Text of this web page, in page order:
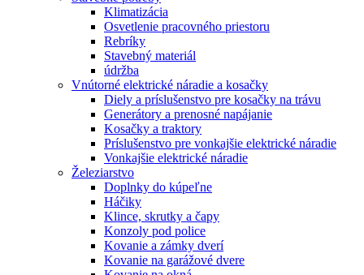
Klimatizácia
Osvetlenie pracovného priestoru
Rebríky
Stavebný materiál
údržba
Vnútorné elektrické náradie a kosačky
Diely a príslušenstvo pre kosačky na trávu
Generátory a prenosné napájanie
Kosačky a traktory
Príslušenstvo pre vonkajšie elektrické náradie
Vonkajšie elektrické náradie
Železiarstvo
Doplnky do kúpeľne
Háčiky
Klince, skrutky a čapy
Konzoly pod police
Kovanie a zámky dverí
Kovanie na garážové dvere